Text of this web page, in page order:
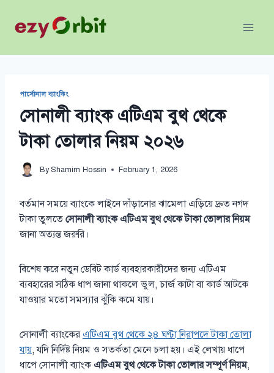
পার্সোনাল ব্যাংকিং
সোনালী ব্যাংক এটিএম বুথ থেকে
টাকা তোলার নিয়ম ২০২৬
By Shamim Hossin February 1, 2026
বর্তমান সময়ে ব্যাংকে লাইনে দাঁড়ানোর ঝামেলা এড়িয়ে দ্রুত নগদ
টাকা তুলতে সোনালী ব্যাংক এটিএম বুথ থেকে টাকা তোলার নিয়ম
জানা অত্যন্ত জরুরি।
বিশেষ করে নতুন ডেবিট কার্ড ব্যবহারকারীদের জন্য এটিএম
ব্যবহারের সঠিক ধাপ জানা থাকলে ভুল, চার্জ কাটা বা কার্ড আটকে
যাওয়ার মতো সমস্যার ঝুঁকি কমে যায়।
সোনালী ব্যাংকের এটিএম বুথ থেকে ২৪ ঘণ্টা নিরাপদে টাকা তোলা
যায়, যদি নির্দিষ্ট নিয়ম ও সতর্কতা মেনে চলা হয়। এই লেখায় ধাপে
ধাপে সোনালী ব্যাংকএটিএম বুথ থেকে টাকা তোলার সম্পূর্ণ নিয়ম,